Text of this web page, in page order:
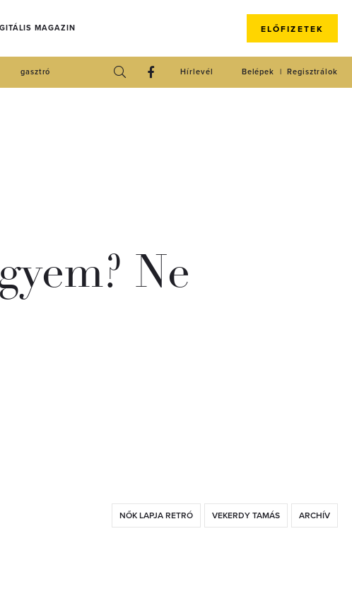
MAGAZIN ELŐFIZETEK
gasztró Regisztrálok
Belépek
Hírlevél
Ne
NŐK LAPJA RETRÓ VEKERDY TAMÁS ARCHÍV